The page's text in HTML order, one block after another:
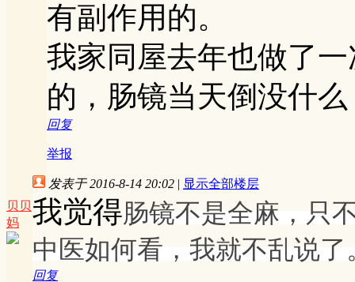
有副作用的。
我家同屋去年也做了
的，肠镜当天倒没什
回复
举报
贝贝
妈
发表于 2016-8-14 20:02 | 显示全部楼层
我觉得肠镜不是全麻，只
中医如何看，我就不乱说了
回复